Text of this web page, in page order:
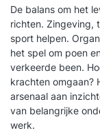
De balans om het
richten. Zingeving,
sport helpen.
het spel om poen
verkeerde been.
krachten omgaan?
arsenaal aan
van belangrijke
werk.